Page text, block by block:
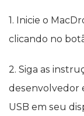
1. Inicie o
clicando no
2. Siga as
desenvolvedor
USB em seu